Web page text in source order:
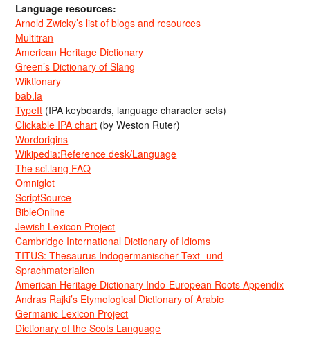
Language resources:
Arnold Zwicky’s list of blogs and resources
Multitran
American Heritage Dictionary
Green’s Dictionary of Slang
Wiktionary
bab.la
TypeIt (IPA keyboards, language character sets)
Clickable IPA chart (by Weston Ruter)
Wordorigins
Wikipedia:Reference desk/Language
The sci.lang FAQ
Omniglot
ScriptSource
BibleOnline
Jewish Lexicon Project
Cambridge International Dictionary of Idioms
TITUS: Thesaurus Indogermanischer Text- und
Sprachmaterialien
American Heritage Dictionary Indo-European Roots Appendix
Andras Rajki’s Etymological Dictionary of Arabic
Germanic Lexicon Project
Dictionary of the Scots Language